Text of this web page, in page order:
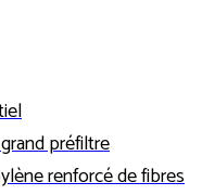
préfiltre
renforcé de fibres